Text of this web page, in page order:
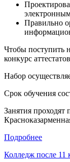
Правильно
Чтобы поступить
конкурс
Набор
Срок обучения
Занятия проходят
Подробнее
Колледж после 11